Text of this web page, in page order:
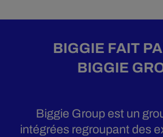
BIGGIE FAIT
BIGGIE
Biggie Group est un
intégrées regroupant des